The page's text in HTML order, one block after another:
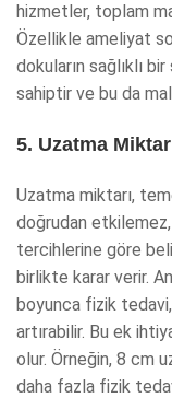
hizmetler, toplam
Özellikle ameliyat
dokuların sağlıklı
sahiptir ve bu da
5. Uzatma
Uzatma miktarı,
doğrudan
tercihlerine göre
birlikte karar verir.
boyunca fizik tedavi,
artırabilir. Bu ek
olur. Örneğin, 8 cm
daha fazla fizik